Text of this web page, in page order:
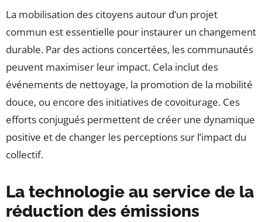
La mobilisation des citoyens autour d’un projet
commun est essentielle pour instaurer un changement
durable. Par des actions concertées, les communautés
peuvent maximiser leur impact. Cela inclut des
événements de nettoyage, la promotion de la mobilité
douce, ou encore des initiatives de covoiturage. Ces
efforts conjugués permettent de créer une dynamique
positive et de changer les perceptions sur l’impact du
collectif.
La technologie au service de la
réduction des émissions